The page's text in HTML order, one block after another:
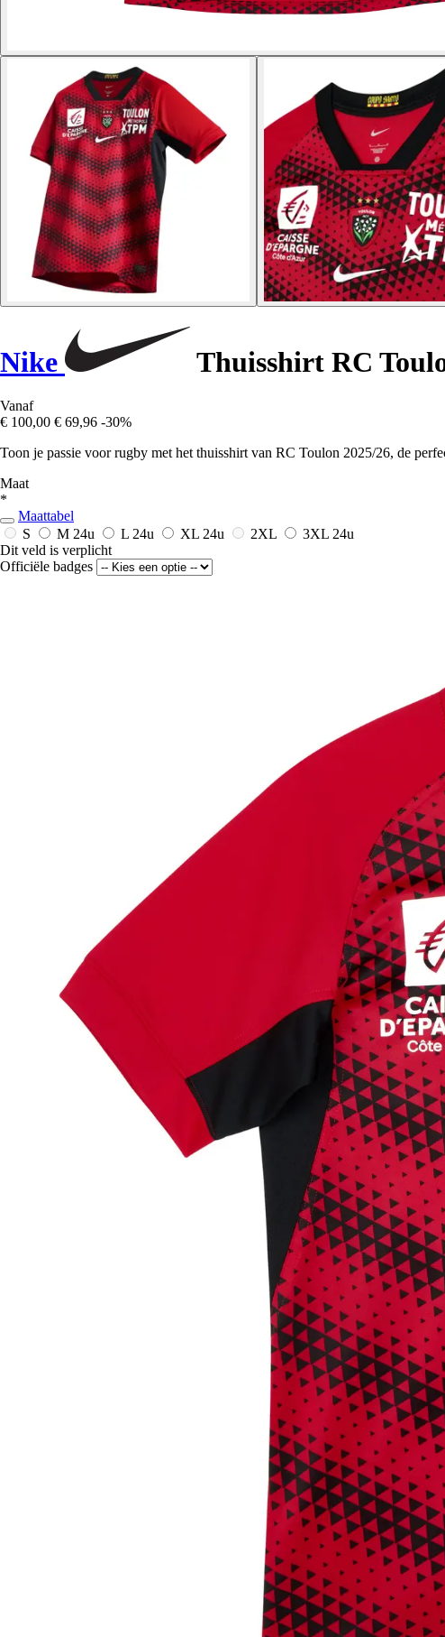
Nike Thuisshirt RC
Vanaf
€ 100,00 € 69,96 -30%
Toon je passie voor rugby met het thuisshirt van RC Toulon 2025/26, de
Maat
*
Maattabel
S
M 24u L 24u XL 24u 2XL 3XL 24u
Dit veld is verplicht
Officiële badges